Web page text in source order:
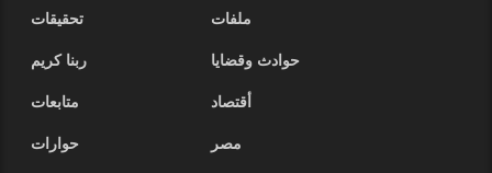
ملفات
تحقيقات
حوادث وقضايا
ربنا كريم
أقتصاد
متابعات
مصر
حوارات